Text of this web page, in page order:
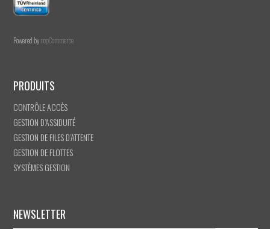
Powered bynopCommerce
PRODUITS
CONTRÔLE ACCÈS
GESTION D’ASSIDUITÉ
GESTION DE FILES D’ATTENTE
GESTION DE FLOTTES
SYSTÈMES GESTION
NEWSLETTER